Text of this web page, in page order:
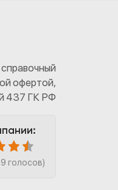
офертой,
437 ГК РФ
голосов)